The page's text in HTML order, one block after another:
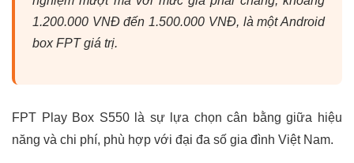
1.200.000 VNĐ đến 1.500.000 VNĐ, là một Android
box FPT giá trị.
FPT Play Box S550 là sự lựa chọn cân bằng giữa hiệu
năng và chi phí, phù hợp với đại đa số gia đình Việt Nam.